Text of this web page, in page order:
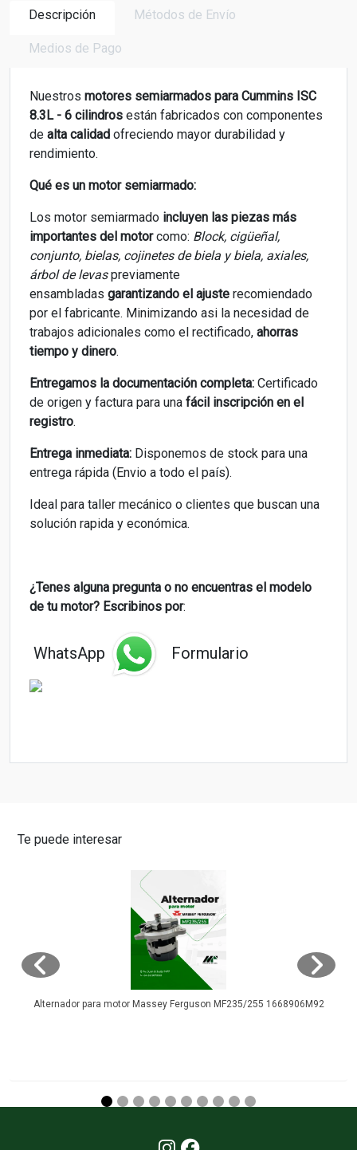
Descripción Métodos de Envío
Medios de Pago
Nuestros motores semiarmados para Cummins ISC
8.3L - 6 cilindros están fabricados con componentes
de alta calidad ofreciendo mayor durabilidad y
rendimiento.
Qué es un motor semiarmado:
Los motor semiarmado incluyen las piezas más
importantes del motorcomo: Block, cigüeñal,
conjunto, bielas, cojinetes de biela y biela, axiales,
árbol de levaspreviamente
ensambladas garantizando el ajuste recomiendado
por el fabricante. Minimizando asi la necesidad de
trabajos adicionales como el rectificado, ahorras
tiempo y dinero.
Entregamos la documentación completa: Certificado
de origen y factura para una fácil inscripción en el
registro.
Entrega inmediata: Disponemos de stock para una
entrega rápida (Envio a todo el país).
Ideal para taller mecánico o clientes que buscan una
solución rapida y económica.
¿Tenes alguna pregunta o no encuentras el modelo
de tu motor? Escribinos por:
WhatsApp Formulario
Te puede interesar
Alternador para motor Massey Ferguson MF235/255 1668906M92